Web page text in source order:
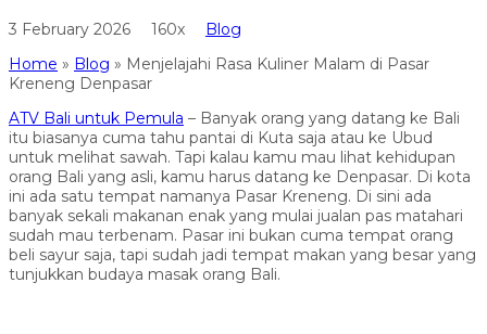
3 February 2026 160x
Blog
Home » Blog » Menjelajahi Rasa Kuliner Malam di Pasar
Kreneng Denpasar
ATV Bali untuk Pemula – Banyak orang yang datang ke Bali
itu biasanya cuma tahu pantai di Kuta saja atau ke Ubud
untuk melihat sawah. Tapi kalau kamu mau lihat kehidupan
orang Bali yang asli, kamu harus datang ke Denpasar. Di kota
ini ada satu tempat namanya Pasar Kreneng. Di sini ada
banyak sekali makanan enak yang mulai jualan pas matahari
sudah mau terbenam. Pasar ini bukan cuma tempat orang
beli sayur saja, tapi sudah jadi tempat makan yang besar yang
tunjukkan budaya masak orang Bali.